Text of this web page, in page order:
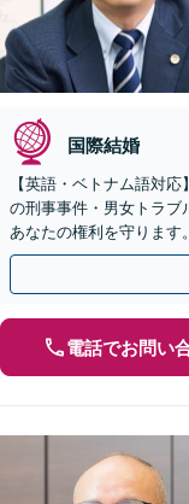
国際結婚
【英語・ベトナム語対
の刑事事件・男女トラブ
あなたの権利を守ります
に着手。まずはご相談く
電話でお問い